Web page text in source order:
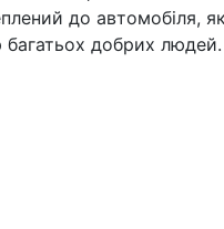
до автомобіля,
багатьох добрих людей.